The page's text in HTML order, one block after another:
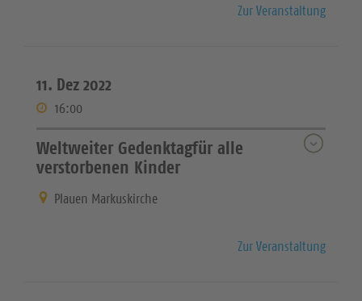
Zur Veranstaltung
11. Dez 2022
16:00
Weltweiter Gedenktagfür alle
verstorbenen Kinder
Plauen Markuskirche
Zur Veranstaltung